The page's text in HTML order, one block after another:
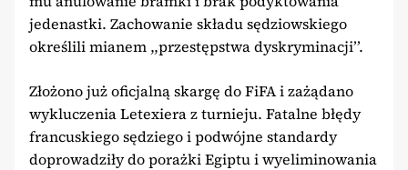
jedenastki. Zachowanie składu sędziowskiego
określili mianem ,,przestępstwa dyskryminacji’’.
Złożono już oficjalną skargę do FiFA i zażądano
wykluczenia Letexiera z turnieju. Fatalne błędy
francuskiego sędziego i podwójne standardy
doprowadziły do ​​porażki Egiptu i wyeliminowania